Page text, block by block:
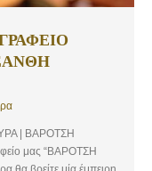
| ΒΑΡΟΤΣΗ
μας “ΒΑΡΟΤΣΗ